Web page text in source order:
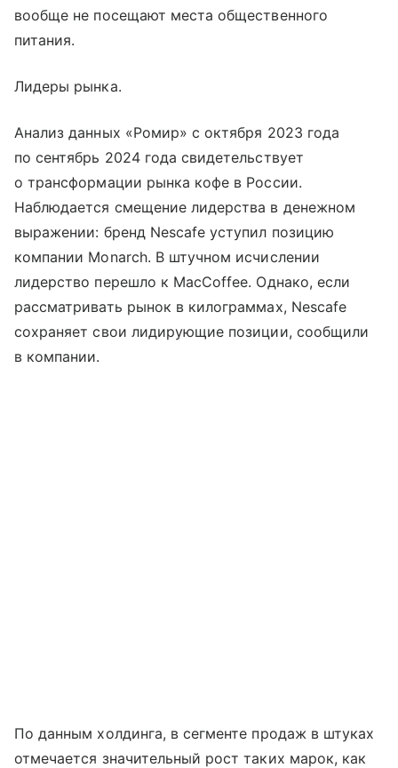
вообще не посещают места общественного
питания.
Лидеры рынка.
Анализ данных «Ромир» с октября 2023 года
по сентябрь 2024 года свидетельствует
о трансформации рынка кофе в России.
Наблюдается смещение лидерства в денежном
выражении: бренд Nescafe уступил позицию
компании Monarch. В штучном исчислении
лидерство перешло к MacCoffee. Однако, если
рассматривать рынок в килограммах, Nescafe
сохраняет свои лидирующие позиции, сообщили
в компании.
По данным холдинга, в сегменте продаж в штуках
отмечается значительный рост таких марок, как